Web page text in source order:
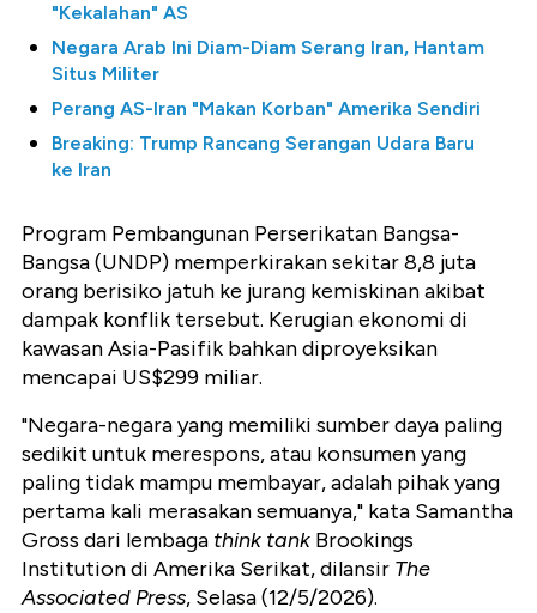
"Kekalahan" AS
Negara Arab Ini Diam-Diam Serang Iran, Hantam
Situs Militer
Perang AS-Iran "Makan Korban" Amerika Sendiri
Breaking: Trump Rancang Serangan Udara Baru
ke Iran
Program Pembangunan Perserikatan Bangsa-
Bangsa (UNDP) memperkirakan sekitar 8,8 juta
orang berisiko jatuh ke jurang kemiskinan akibat
dampak konflik tersebut. Kerugian ekonomi di
kawasan Asia-Pasifik bahkan diproyeksikan
mencapai US$299 miliar.
"Negara-negara yang memiliki sumber daya paling
sedikit untuk merespons, atau konsumen yang
paling tidak mampu membayar, adalah pihak yang
pertama kali merasakan semuanya," kata Samantha
Gross dari lembaga think tank Brookings
Institution di Amerika Serikat, dilansir The
Associated Press, Selasa (12/5/2026).